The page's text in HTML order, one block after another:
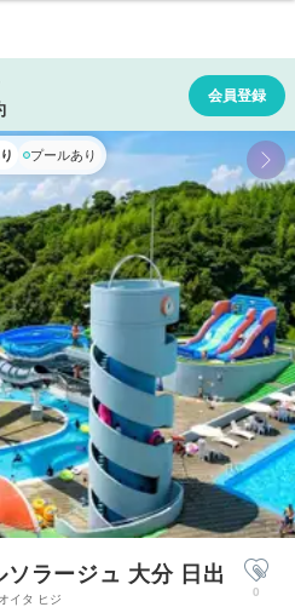
プールあり
ラージュ 大分 日出
イタ ヒジ 0